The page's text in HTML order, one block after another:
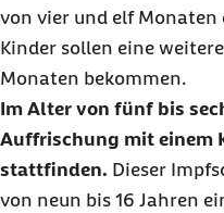
von vier und elf Monaten
Kinder sollen eine
Monaten bekommen.
Im Alter von fünf bis
Auffrischung mit einem
stattfinden. Dieser
von neun bis 16 Jahren